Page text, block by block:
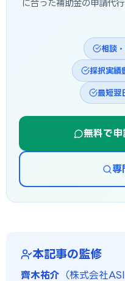
に合った補助金の申請代
相談
採択実績
最短翌
無料で申
専
本記事の監修
齊木祐介 （株式会社